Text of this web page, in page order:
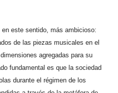
este sentido, más ambicioso:
de las piezas musicales en el
agregadas para su
fundamental es que la sociedad
durante el régimen de los